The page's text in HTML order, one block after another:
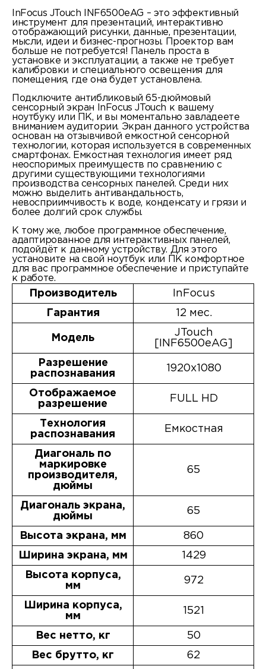
InFocus JTouch INF6500eAG – это эффективный
инструмент для презентаций, интерактивно
отображающий рисунки, данные, презентации,
мысли, идеи и бизнес-прогнозы. Проектор вам
больше не потребуется! Панель проста в
установке и эксплуатации, а также не требует
калибровки и специального освещения для
помещения, где она будет установлена.
Подключите антибликовый 65-дюймовый
сенсорный экран InFocus JTouch к вашему
ноутбуку или ПК, и вы моментально завладеете
вниманием аудитории. Экран данного устройства
основан на отзывчивой емкостной сенсорной
технологии, которая используется в современных
смартфонах. Емкостная технология имеет ряд
неоспоримых преимуществ по сравнению с
другими существующими технологиями
производства сенсорных панелей. Среди них
можно выделить антивандальность,
невосприимчивость к воде, конденсату и грязи и
более долгий срок службы.
К тому же, любое программное обеспечение,
адаптированное для интерактивных панелей,
подойдёт к данному устройству. Для этого
установите на свой ноутбук или ПК комфортное
для вас программное обеспечение и приступайте
к работе.
Производитель InFocus
Гарантия 12 мес.
Модель
JTouch
[INF6500eAG]
Разрешение
распознавания
1920x1080
Отображаемое
разрешение
FULL HD
Технология
распознавания
Емкостная
Диагональ по
маркировке
производителя,
дюймы
65
Диагональ экрана,
дюймы
65
Высота экрана, мм 860
Ширина экрана, мм 1429
Высота корпуса,
мм
972
Ширина корпуса,
мм
1521
Вес нетто, кг 50
Вес брутто, кг 62